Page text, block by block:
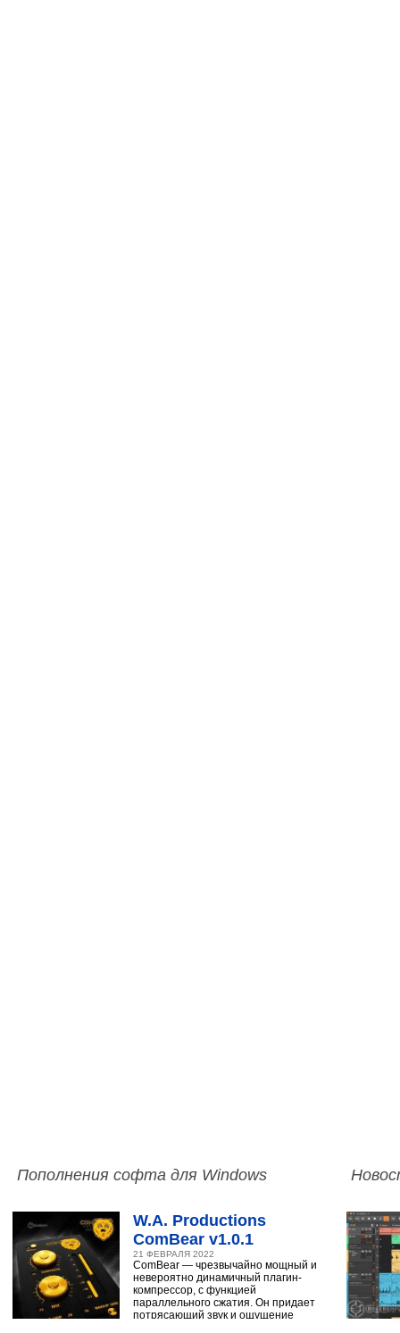
Пополнения софта для Windows
W.A. Productions
ComBear v1.0.1
21 ФЕВРАЛЯ 2022
ComBear — чрезвычайно мощный и
невероятно динамичный плагин-
компрессор, с функцией
параллельного сжатия. Он придает
потрясающий звук и ощущение